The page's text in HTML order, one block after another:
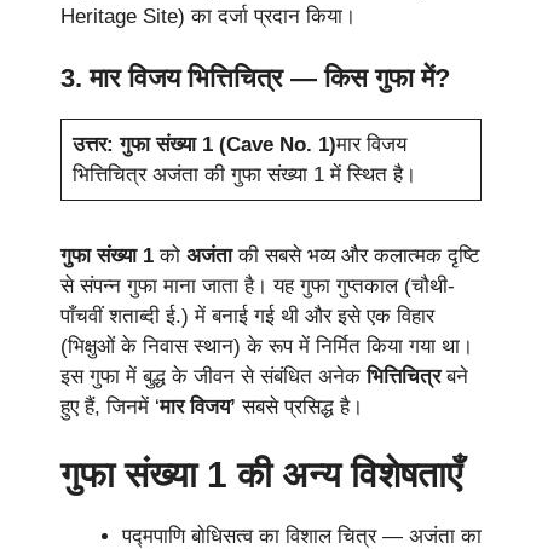
Heritage Site) का दर्जा प्रदान किया।
3. मार विजय भित्तिचित्र — किस गुफा में?
उत्तर: गुफा संख्या 1 (Cave No. 1)मार विजय
भित्तिचित्र अजंता की गुफा संख्या 1 में स्थित है।
गुफा संख्या 1 को अजंताकी सबसे भव्य और कलात्मक दृष्टि
से संपन्न गुफा माना जाता है। यह गुफा गुप्तकाल (चौथी-
पाँचवीं शताब्दी ई.) में बनाई गई थी और इसे एक विहार
(भिक्षुओं के निवास स्थान) के रूप में निर्मित किया गया था।
इस गुफा में बुद्ध के जीवन से संबंधित अनेकभित्तिचित्रबने
हुए हैं, जिनमें ‘मार विजय’ सबसे प्रसिद्ध है।
गुफा संख्या 1 की अन्य विशेषताएँ
पद्मपाणि बोधिसत्व का विशाल चित्र — अजंता का